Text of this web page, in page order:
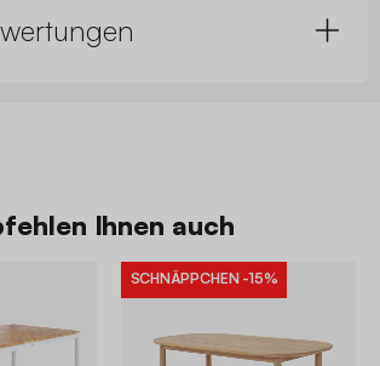
Ihnen auch
SCHNÄPPCHEN -15%